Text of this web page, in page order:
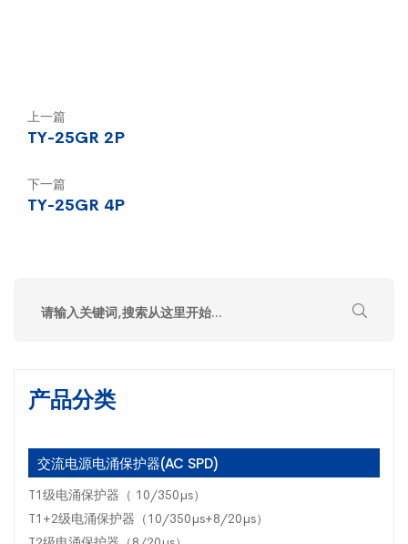
上一篇
TY-25GR 2P
下一篇
TY-25GR 4P
产品分类
交流电源电涌保护器(AC SPD)
T1级电涌保护器（ 10/350µs）
T1+2级电涌保护器（10/350µs+8/20µs）